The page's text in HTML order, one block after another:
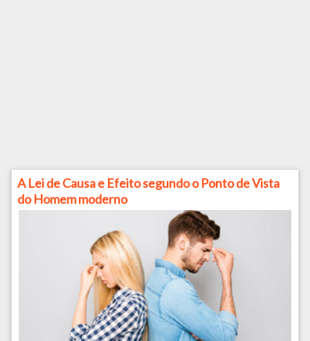
A Lei de Causa e Efeito segundo o Ponto de Vista
do Homem moderno